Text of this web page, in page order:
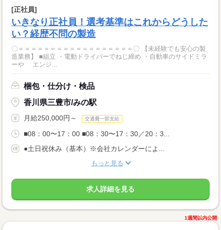
[正社員]
いきなり正社員！選考基準はこれからどうした
い？経歴不問の製造
〇＝＝＝＝＝＝＝＝＝＝＝＝＝＝＝＝＝＝〇 【未経験でも安心の製
造業務】 ■組立 ・電動ドライバーでねじ締め ・自動車のサイドミラ
ーや エンジ...
梱包・仕分け・検品
香川県三豊市/みの駅
月給250,000円～ 交通費一部支給
■08：00〜17：00 ■08：30〜17：30／20：3...
●土日祝休み（基本）※会社カレンダーによ...
もっと見る
求人詳細を見る
1週間以内公開